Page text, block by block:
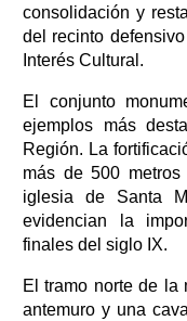
consolidación y
del recinto
Interés Cultural.
El conjunto
ejemplos más
Región. La
más de 500
iglesia de Santa
evidencian la
finales del siglo IX.
El tramo norte de la
antemuro y una